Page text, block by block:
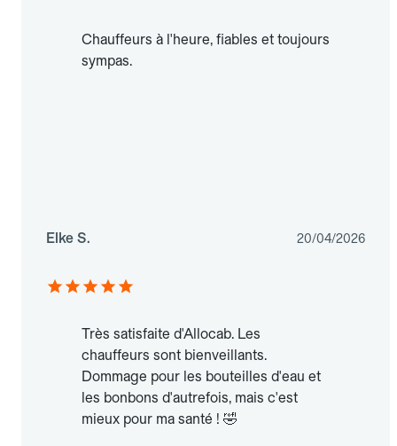
Chauffeurs à l'heure, fiables et toujours
sympas.
Elke S. 20/04/2026
Très satisfaite d'Allocab. Les
chauffeurs sont bienveillants.
Dommage pour les bouteilles d'eau et
les bonbons d'autrefois, mais c'est
mieux pour ma santé ! 🤣